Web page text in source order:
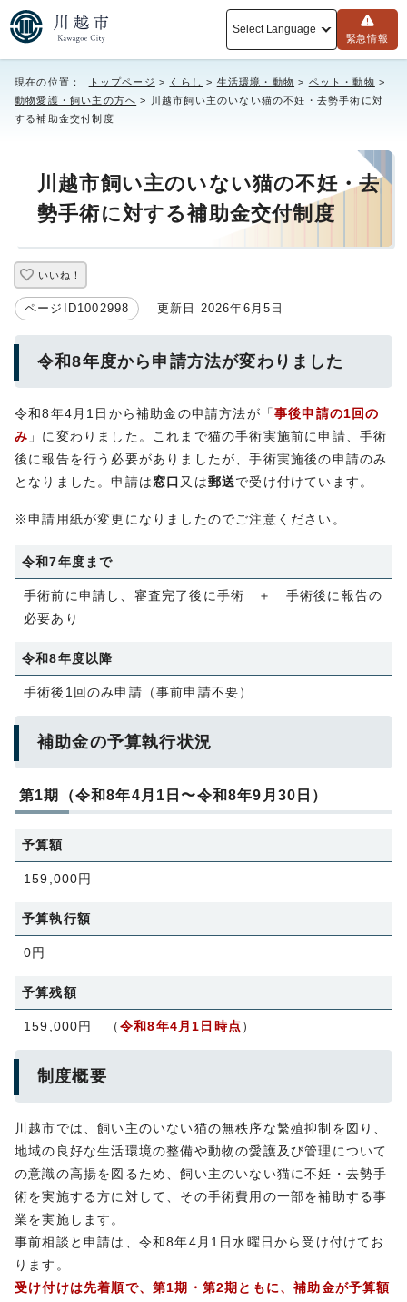
Select Language
緊急情報
現在の位置： トップページ > くらし > 生活環境・動物 > ペット・動物 >
動物愛護・飼い主の方へ > 川越市飼い主のいない猫の不妊・去勢手術に対
する補助金交付制度
川越市飼い主のいない猫の不妊・去
勢手術に対する補助金交付制度
いいね！
ページID1002998 更新日 2026年6月5日
令和8年度から申請方法が変わりました
令和8年4月1日から補助金の申請方法が「事後申請の1回の
み 」に変わりました。これまで猫の手術実施前に申請、手術
後に報告を行う必要がありましたが、手術実施後の申請のみ
となりました。申請は窓口 又は郵送で受け付けています。
※申請用紙が変更になりましたのでご注意ください。
令和7年度まで
手術前に申請し、審査完了後に手術 ＋ 手術後に報告の
必要あり
令和8年度以降
手術後1回のみ申請（事前申請不要）
補助金の予算執行状況
第1期（令和8年4月1日〜令和8年9月30日）
予算額
159,000円
予算執行額
0円
予算残額
159,000円 （令和8年4月1日時点）
制度概要
川越市では、飼い主のいない猫の無秩序な繁殖抑制を図り、
地域の良好な生活環境の整備や動物の愛護及び管理について
の意識の高揚を図るため、飼い主のいない猫に不妊・去勢手
術を実施する方に対して、その手術費用の一部を補助する事
業を実施します。
事前相談と申請は、令和8年4月1日水曜日から受け付けてお
ります。
受け付けは先着順で、第1期・第2期ともに、補助金が予算額